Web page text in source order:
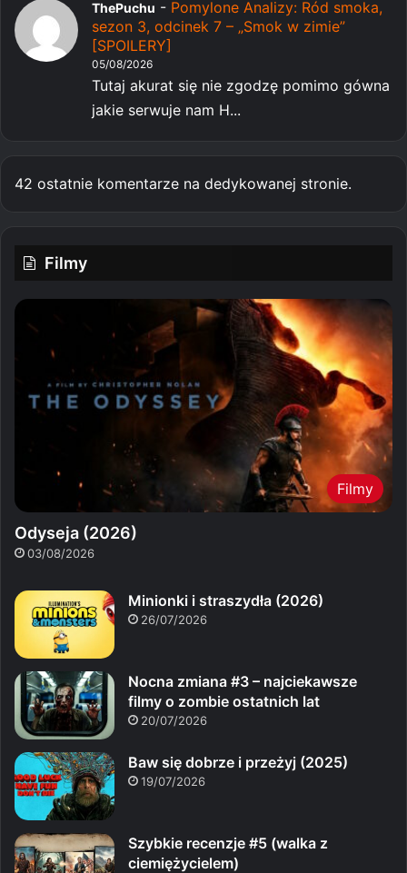
ThePuchu - Pomylone Analizy: Ród smoka,
sezon 3, odcinek 7 – „Smok w zimie”
[SPOILERY]
05/08/2026
Tutaj akurat się nie zgodzę pomimo gówna
jakie serwuje nam H...
42 ostatnie komentarze na dedykowanej stronie.
Filmy
Filmy
Odyseja (2026)
03/08/2026
Minionki i straszydła (2026)
26/07/2026
Nocna zmiana #3 – najciekawsze
filmy o zombie ostatnich lat
20/07/2026
Baw się dobrze i przeżyj (2025)
19/07/2026
Szybkie recenzje #5 (walka z
ciemiężycielem)